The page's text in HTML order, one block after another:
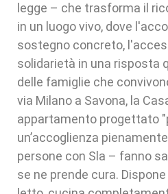
legge – che trasforma il
in un luogo vivo, dove
sostegno concreto,
solidarietà in una risposta
delle famiglie che
via Milano a Savona, la
appartamento progettato
un’accoglienza
persone con Sla – fanno
se ne prende cura.